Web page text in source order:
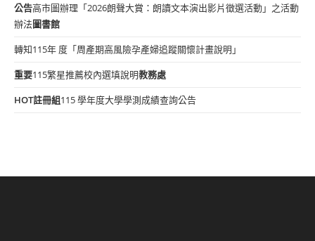
公告高市圖辦理「2026朗聲大賞：朗讀文本演出影片徵選活動」之活動
辦法圖書館
轉知115年 度「周產期高風險孕產婦追蹤關懷計畫說明」
重要115繁星推薦校內選填說明教務處
HOT註冊組115 學年度大學學測成績查詢公告